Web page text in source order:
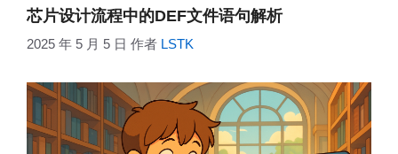
芯片设计流程中的DEF文件语句解析
2025 年 5 月 5 日 作者 LSTK